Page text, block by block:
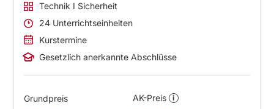
Technik I Sicherheit
24 Unterrichtseinheiten
Kurstermine
Gesetzlich anerkannte Abschlüsse
Grundpreis AK-Preis i